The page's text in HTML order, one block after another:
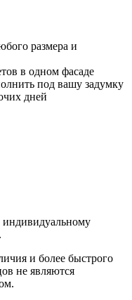
размера и
в одном фасаде
под вашу задумку
дней
индивидуальному
и более быстрого
не являются